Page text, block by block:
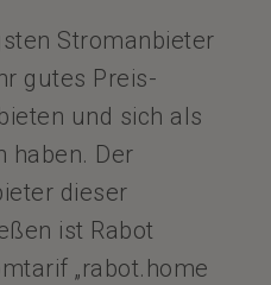
Stromanbieter
gutes Preis-
und sich als
haben. Der
dieser
ist Rabot
„rabot.home